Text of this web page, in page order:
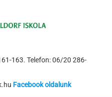
163. Telefon: 06/20 286-
Facebook oldalunk